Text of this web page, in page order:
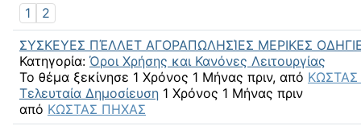
1
2
ΣΥΣΚΕΥΕΣ ΠΈΛΛΕΤ ΑΓΟΡΑΠΩΛΗΣΊΕΣ ΜΕΡΙΚΕΣ
Κατηγορία: Όροι Χρήσης και Κανόνες Λειτουργίας
Το θέμα ξεκίνησε 1 Χρόνος 1 Μήνας πριν, από
Τελευταία Δημοσίευση 1 Χρόνος 1 Μήνας πριν
από ΚΩΣΤΑΣ ΠΗΧΑΣ